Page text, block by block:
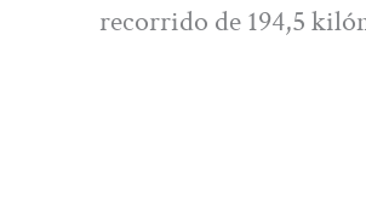
recorrido de 194,5